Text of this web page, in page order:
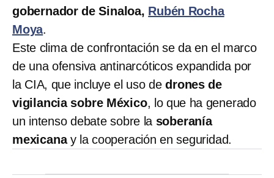
gobernador de Sinaloa, Rubén Rocha
Moya.
Este clima de confrontación se da en el marco
de una ofensiva antinarcóticos expandida por
la CIA, que incluye el uso dedrones de
vigilancia sobre México, lo que ha generado
un intenso debate sobre la soberanía
mexicanay la cooperación en seguridad.